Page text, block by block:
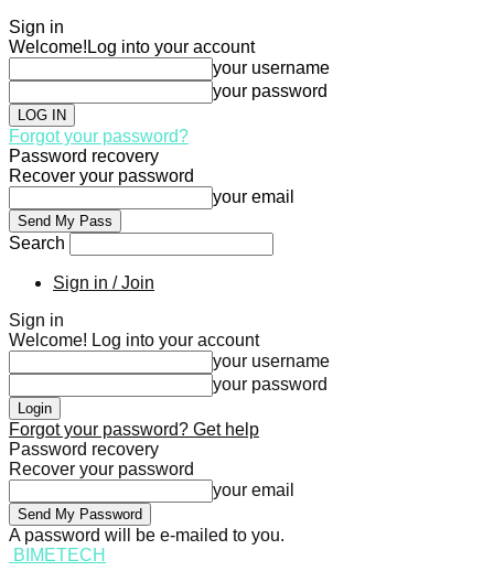
Sign in
Welcome! Log into your account
your username
your password
Forgot your password?
Password recovery
Recover your password
your email
Search
Sign in / Join
Sign in
Welcome! Log into your account
your username
your password
Forgot your password? Get help
Password recovery
Recover your password
your email
A password will be e-mailed to you.
BIMETECH